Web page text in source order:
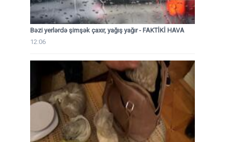
Bəzi yerlərdə şimşək çaxır, yağış yağır - FAKTİKİ HAVA
12:06